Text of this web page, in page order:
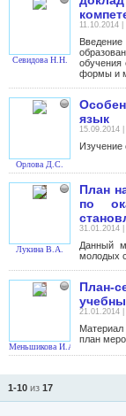
Севидова Н.Н.
11.10.2014 |
обучения
формы и
Орлова Д.С.
язык
15.09.2014
Изучение
Лукина В.А.
План
по
31.01.2014 |
Данный
молодых
Меньшикова И.А.
План-
21.01.2014 |
план
1-10из 17